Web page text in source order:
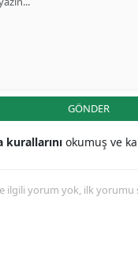
GÖNDER
kurallarını okumuş ve
ilgili yorum yok, ilk yorumu